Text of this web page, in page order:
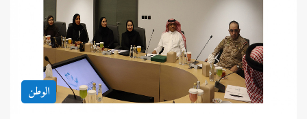
الوطن